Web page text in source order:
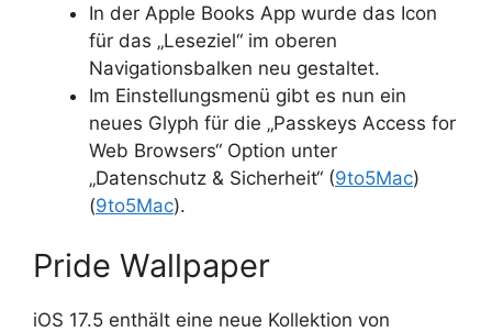
In der Apple Books App wurde das Icon
für das „Leseziel“ im oberen
Navigationsbalken neu gestaltet.
Im Einstellungsmenü gibt es nun ein
neues Glyph für die „Passkeys Access for
Web Browsers“ Option unter
„Datenschutz & Sicherheit“ (9to5Mac)​​
(9to5Mac)​.
Pride Wallpaper
iOS 17.5 enthält eine neue Kollektion von